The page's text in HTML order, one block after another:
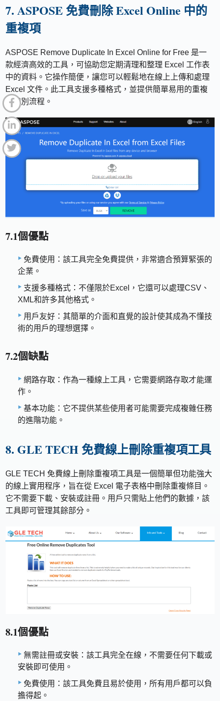
7. ASPOSE 免費刪除 Excel Online 中的
重複項
ASPOSE Remove Duplicate In Excel Online for Free 是一
款經濟高效的工具，可協助您定期清理和整理 Excel 工作表
中的資料。它操作簡便，讓您可以輕鬆地在線上上傳和處理
Excel 文件。此工具支援多種格式，並提供簡單易用的重複
項識別流程。
7.1個優點
免費使用：該工具完全免費提供，非常適合預算緊張的
企業。
支援多種格式：不僅限於Excel，它還可以處理CSV、
XML和許多其他格式。
用戶友好：其簡單的介面和直覺的設計使其成為不懂技
術的用戶的理想選擇。
7.2個缺點
網路存取：作為一種線上工具，它需要網路存取才能運
作。
基本功能：它不提供某些使用者可能需要完成複雜任務
的進階功能。
8. GLE TECH 免費線上刪除重複項工具
GLE TECH 免費線上刪除重複項工具是一個簡單但功能強大
的線上實用程序，旨在從 Excel 電子表格中刪除重複條目。
它不需要下載、安裝或註冊。用戶只需貼上他們的數據，該
工具即可管理其餘部分。
8.1個優點
無需註冊或安裝：該工具完全在線，不需要任何下載或
安裝即可使用。
免費使用：該工具免費且易於使用，所有用戶都可以負
擔得起。